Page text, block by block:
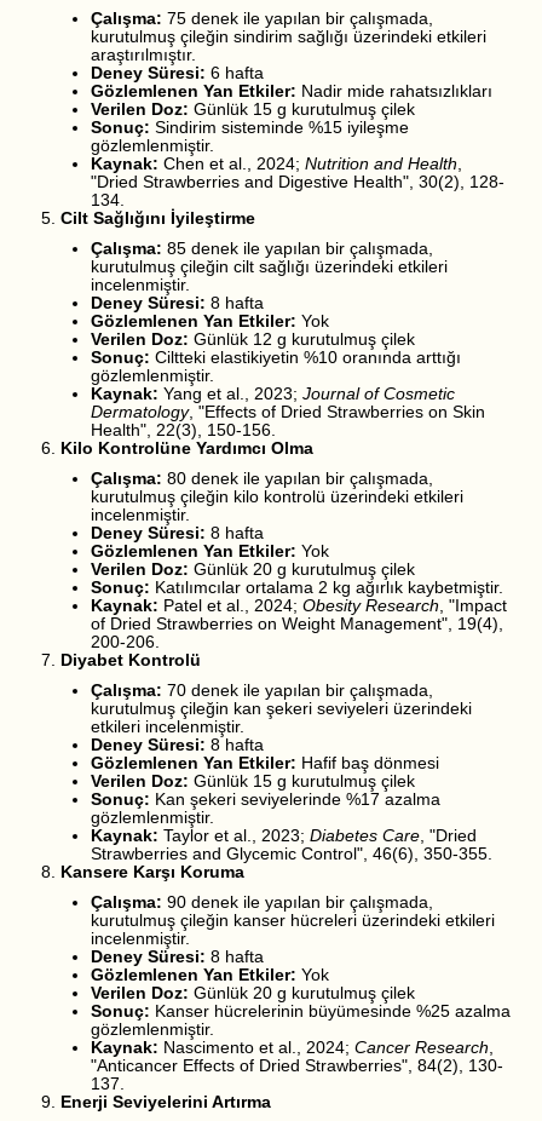
Çalışma: 75 denek ile yapılan bir çalışmada,
kurutulmuş çileğin sindirim sağlığı üzerindeki etkileri
araştırılmıştır.
Deney Süresi: 6 hafta
Gözlemlenen Yan Etkiler: Nadir mide rahatsızlıkları
Verilen Doz: Günlük 15 g kurutulmuş çilek
Sonuç: Sindirim sisteminde %15 iyileşme
gözlemlenmiştir.
Kaynak: Chen et al., 2024; Nutrition and Health,
"Dried Strawberries and Digestive Health", 30(2), 128-
134.
Cilt Sağlığını İyileştirme
Çalışma: 85 denek ile yapılan bir çalışmada,
kurutulmuş çileğin cilt sağlığı üzerindeki etkileri
incelenmiştir.
Deney Süresi: 8 hafta
Gözlemlenen Yan Etkiler: Yok
Verilen Doz: Günlük 12 g kurutulmuş çilek
Sonuç: Ciltteki elastikiyetin %10 oranında arttığı
gözlemlenmiştir.
Kaynak: Yang et al., 2023; Journal of Cosmetic
Dermatology, "Effects of Dried Strawberries on Skin
Health", 22(3), 150-156.
Kilo Kontrolüne Yardımcı Olma
Çalışma: 80 denek ile yapılan bir çalışmada,
kurutulmuş çileğin kilo kontrolü üzerindeki etkileri
incelenmiştir.
Deney Süresi: 8 hafta
Gözlemlenen Yan Etkiler: Yok
Verilen Doz: Günlük 20 g kurutulmuş çilek
Sonuç: Katılımcılar ortalama 2 kg ağırlık kaybetmiştir.
Kaynak: Patel et al., 2024; Obesity Research, "Impact
of Dried Strawberries on Weight Management", 19(4),
200-206.
Diyabet Kontrolü
Çalışma: 70 denek ile yapılan bir çalışmada,
kurutulmuş çileğin kan şekeri seviyeleri üzerindeki
etkileri incelenmiştir.
Deney Süresi: 8 hafta
Gözlemlenen Yan Etkiler: Hafif baş dönmesi
Verilen Doz: Günlük 15 g kurutulmuş çilek
Sonuç: Kan şekeri seviyelerinde %17 azalma
gözlemlenmiştir.
Kaynak: Taylor et al., 2023; Diabetes Care, "Dried
Strawberries and Glycemic Control", 46(6), 350-355.
Kansere Karşı Koruma
Çalışma: 90 denek ile yapılan bir çalışmada,
kurutulmuş çileğin kanser hücreleri üzerindeki etkileri
incelenmiştir.
Deney Süresi: 8 hafta
Gözlemlenen Yan Etkiler: Yok
Verilen Doz: Günlük 20 g kurutulmuş çilek
Sonuç: Kanser hücrelerinin büyümesinde %25 azalma
gözlemlenmiştir.
Kaynak: Nascimento et al., 2024; Cancer Research,
"Anticancer Effects of Dried Strawberries", 84(2), 130-
137.
Enerji Seviyelerini Artırma